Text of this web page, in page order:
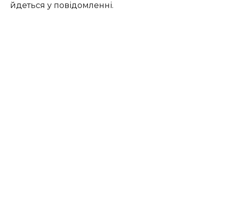
йдеться у повідомленні.